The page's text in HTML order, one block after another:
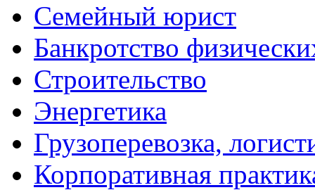
Семейный юрист
Банкротство
Строительство
Энергетика
Грузоперевозка,
Корпоративная